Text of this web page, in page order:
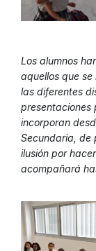
Los alumnos
aquellos que
las diferentes
presentaciones
incorporan
Secundaria, de
ilusión por
acompañará